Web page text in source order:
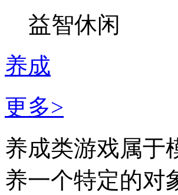
益智休闲
养成
更多>
养成类游戏属于
养一个特定的对